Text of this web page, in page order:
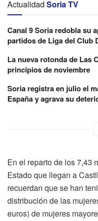
Actualidad Soria TV
Canal 9 Soria redobla su
partidos de Liga del Club
La nueva rotonda de Las
principios de noviembre
Soria registra en julio el
España y agrava su
En el reparto de los 7,43
Estado que llegan a
recuerdan que se han
distribución de las
euros) de mujeres